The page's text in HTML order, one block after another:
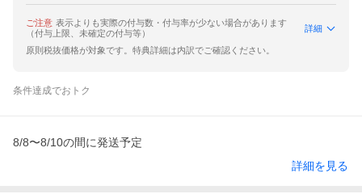
ご注意 表示よりも実際の付与数・付与率が少ない場合があります
（付与上限、未確定の付与等）
詳細
原則税抜価格が対象です。特典詳細は内訳でご確認ください。
条件達成でおトク
8/8〜8/10の間に発送予定
詳細を見る